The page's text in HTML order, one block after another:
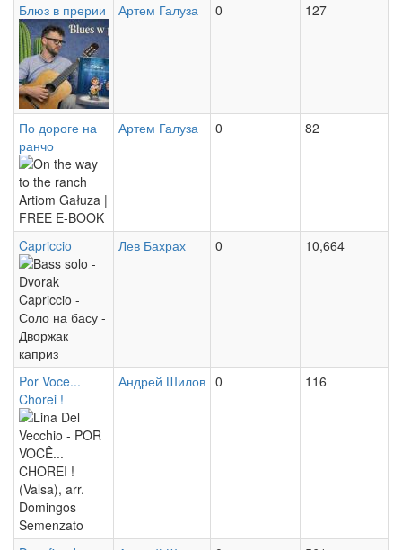
Блюз в прерии
Blues
on
the
Prairie
Artiom
Galuza
|
FREE
E-
BOOK
Артем Галуза 0 127
По дороге на
ранчо
On
the
way
to
the
ranch
Artiom
Gałuza
|
FREE
E-
BOOK
Артем Галуза 0 82
Capriccio
Bass
solo
-
Dvorak
Capriccio
-
Соло
на
басу
-
Лев Бахрах 0 10,664
Por Voce...
Chorei !
Lina
Del
Vecchio
-
POR
Андрей Шилов 0 116